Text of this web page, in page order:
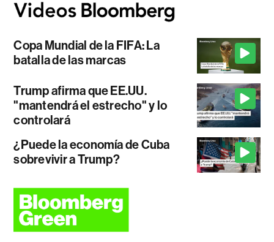
Copa Mundial de la FIFA: La
batalla de las marcas
Trump afirma que EE.UU.
"mantendrá el estrecho" y lo
controlará
¿Puede la economía de Cuba
sobrevivir a Trump?